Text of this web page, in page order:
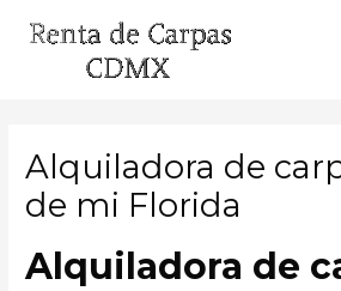
Alquiladora de
de mi Florida
Alquiladora de